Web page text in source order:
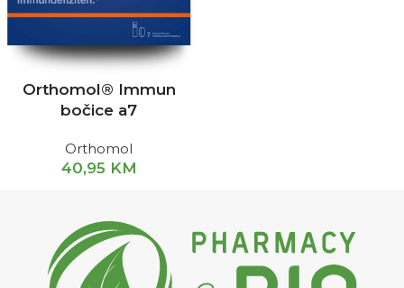
Orthomol® Immun
bočice a7
Orthomol
40,95 KM